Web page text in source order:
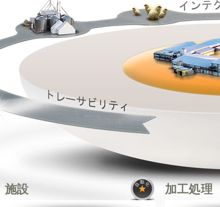
施設 加工処理